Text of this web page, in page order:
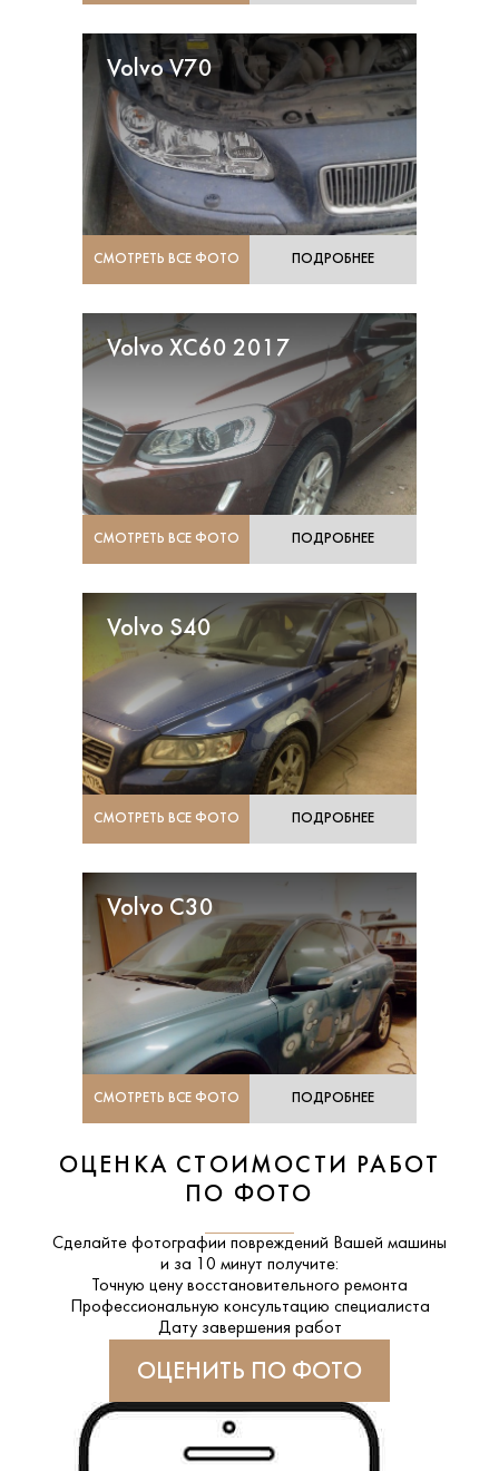
Volvo V70
СМОТРЕТЬ ВСЕ ФОТО ПОДРОБНЕЕ
Volvo XC60 2017
СМОТРЕТЬ ВСЕ ФОТО ПОДРОБНЕЕ
Volvo S40
СМОТРЕТЬ ВСЕ ФОТО ПОДРОБНЕЕ
Volvo C30
СМОТРЕТЬ ВСЕ ФОТО ПОДРОБНЕЕ
ОЦЕНКА СТОИМОСТИ РАБОТ
ПО ФОТО
Сделайте фотографии повреждений Вашей машины
и за
10 минут получите:
Точную цену восстановительного ремонта
Профессиональную консультацию специалиста
Дату завершения работ
ОЦЕНИТЬ ПО ФОТО